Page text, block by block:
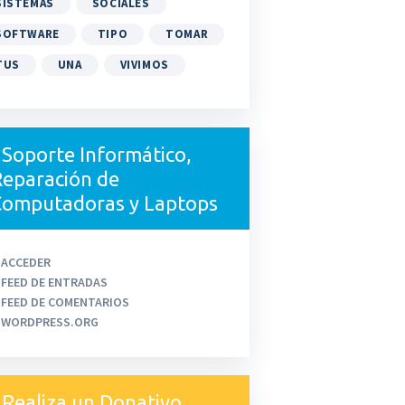
TIPO
TOMAR
UNA VIVIMOS
Soporte Informático,
de
y Laptops
ACCEDER
FEED DE ENTRADAS
FEED DE COMENTARIOS
WORDPRESS.ORG